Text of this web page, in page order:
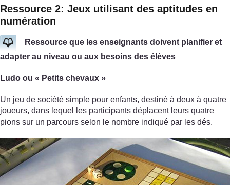
Ressource 2: Jeux utilisant des aptitudes en
numération
Ressource que les enseignants doivent planifier et
adapter au niveau ou aux besoins des élèves
Ludo ou « Petits chevaux »
Un jeu de société simple pour enfants, destiné à deux à quatre
joueurs, dans lequel les participants déplacent leurs quatre
pions sur un parcours selon le nombre indiqué par les dés.